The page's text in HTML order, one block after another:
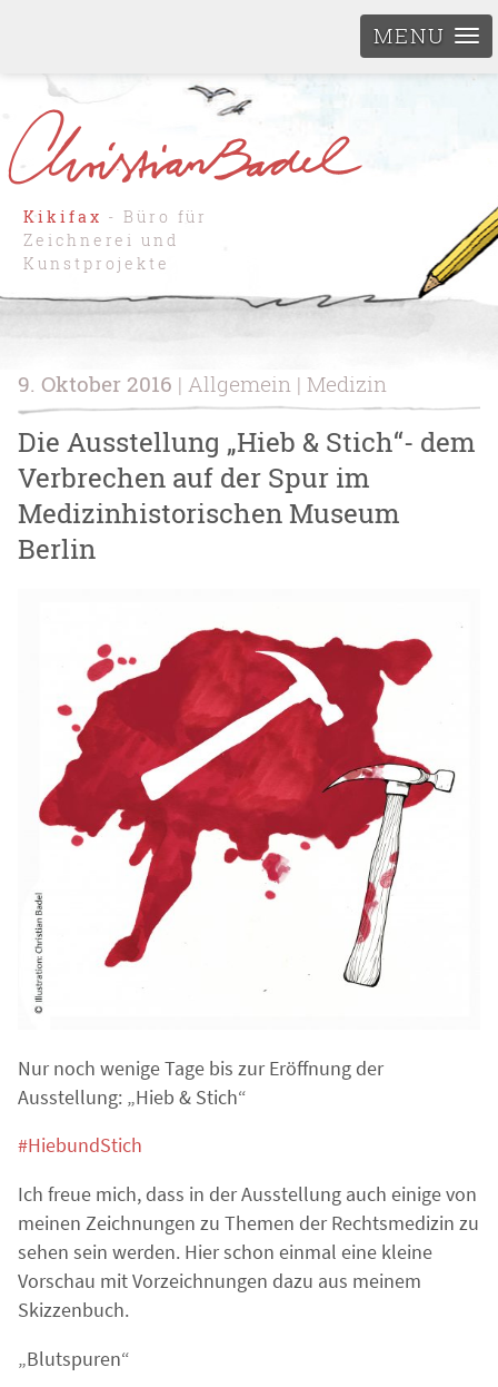
MENU
Kikifax - Büro für
Zeichnerei und
Kunstprojekte
9. Oktober 2016 | Allgemein | Medizin
Die Ausstellung „Hieb & Stich“- dem
Verbrechen auf der Spur im
Medizinhistorischen Museum
Berlin
Nur noch wenige Tage bis zur Eröffnung der
Ausstellung: „Hieb & Stich“
#HiebundStich
Ich freue mich, dass in der Ausstellung auch einige von
meinen Zeichnungen zu Themen der Rechtsmedizin zu
sehen sein werden. Hier schon einmal eine kleine
Vorschau mit Vorzeichnungen dazu aus meinem
Skizzenbuch.
„Blutspuren“